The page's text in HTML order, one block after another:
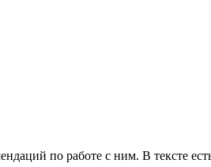
по работе с ним. В тексте